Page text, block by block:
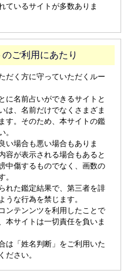
ているサイトが多数ありま
ご利用にあたり
だく方に守っていただくルー
に名前占いができるサイトと
は、名前だけでなくさまざま
す。そのため、本サイトの鑑
。
い場合も悪い場合もありま
容が表示される場合もあると
中傷するものでなく、画数の
。
れた鑑定結果で、第三者を誹
うな行為を禁じます。
ンテンンツを利用したことで
本サイトは一切責任を負いま
は「姓名判断」をご利用いた
ださい。